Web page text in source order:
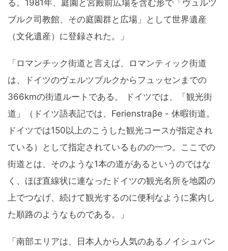
る。1981年、庭園と宮殿前広場を含む形で「ヴュルツ
ブルク司教館、その庭園群と広場」として世界遺産
（文化遺産）に登録された。」
「ロマンチック街道と言えば、ロマンティック街道
は、ドイツのヴェルツブルクからフュッセンまでの
366kmの街道ルートである。 ドイツでは、「観光街
道」（ドイツ語表記では、Ferienstraβe - 休暇街道。
ドイツでは150以上のこうした観光コースが指定され
ている）として指定されているものの一つ。ここでの
街道とは、そのような1本の道があるというのではな
く、ほぼ直線状に連なったドイツの観光名所を地図の
上でつなげ、続けて観光するのに便利なように案内し
た順路のようなものである。」
「南部エリアは、日本人から人気のあるノイシュバン